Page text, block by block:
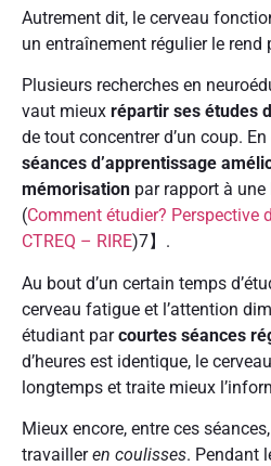
Autrement dit, le cerveau
un entraînement régulier le rend
Plusieurs recherches en
vaut mieux répartir ses études
de tout concentrer d’un coup.
séances d’apprentissage
mémorisation par rapport à
(Comment étudier? Perspective
CTREQ – RIRE)7】.
Au bout d’un certain temps
cerveau fatigue et l’attention
étudiant parcourtes séances
d’heures est identique, le
longtemps et traite mieux
Mieux encore, entre ces
travailleren coulisses. Pendant